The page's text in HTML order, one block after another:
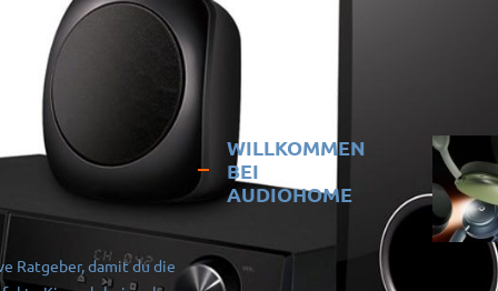
Ratgeber, damit du die
WILLKOMMEN
BEI
AUDIOHOME